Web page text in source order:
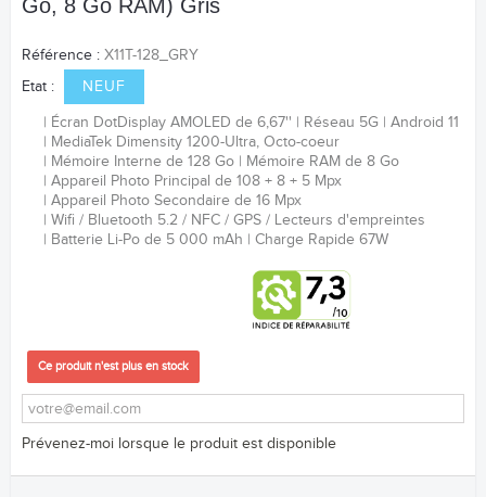
Go, 8 Go RAM) Gris
Référence : X11T-128_GRY
Etat :
NEUF
Écran DotDisplay AMOLED de 6,67'' Réseau 5G
Android 11
MediaTek Dimensity 1200-Ultra, Octo-coeur
Mémoire Interne de 128 Go
Mémoire RAM de 8 Go
Appareil Photo Principal de 108 + 8 + 5 Mpx
Appareil Photo Secondaire de 16 Mpx
Wifi / Bluetooth 5.2 / NFC / GPS / Lecteurs d'empreintes
Batterie Li-Po de 5 000 mAh Charge Rapide 67W
Ce produit n'est plus en stock
Prévenez-moi lorsque le produit est disponible